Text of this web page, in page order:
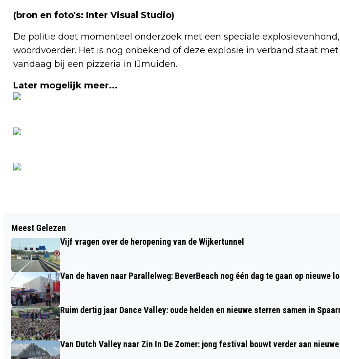
(bron en foto's: Inter Visual Studio)
De politie doet momenteel onderzoek met een speciale
woordvoerder. Het is nog onbekend of deze explosie in verband staat
vandaag bij een pizzeria in IJmuiden.
Later mogelijk meer...
BEN POOLE EN GUY SMEETS
ZONDAGMIDDAG IN CAFÉ CAMILLE
LANGE DUIKACTIE
Meest Gelezen
Vijf vragen over de heropening van de Wijkertunnel
Van de haven naar Parallelweg: BeverBeach nog één dag te gaan op nieuwe
Ruim dertig jaar Dance Valley: oude helden en nieuwe sterren samen in
Van Dutch Valley naar Zin In De Zomer: jong festival bouwt verder aan